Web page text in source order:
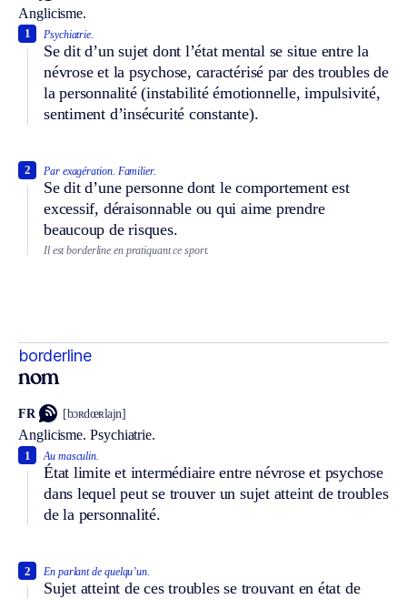
Anglicisme.
Psychiatrie.
Se dit d’un sujet dont l’état mental se situe entre la
névrose et la psychose, caractérisé par des troubles de
la personnalité (instabilité émotionnelle, impulsivité,
sentiment d’insécurité constante).
1
Par exagération. Familier.
Se dit d’une personne dont le comportement est
excessif, déraisonnable ou qui aime prendre
beaucoup de risques.
2
Il est borderline en pratiquant ce sport.
borderline
nom
FR [bɔʀdœʀlajn]
Anglicisme. Psychiatrie.
Au masculin.
État limite et intermédiaire entre névrose et psychose
dans lequel peut se trouver un sujet atteint de troubles
de la personnalité.
1
En parlant de quelqu’un.
Sujet atteint de ces troubles se trouvant en état de
2